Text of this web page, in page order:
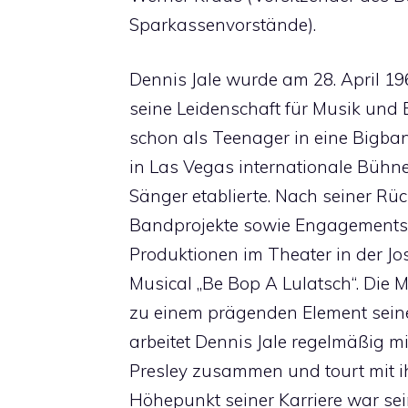
Sparkassenvorstände).
Dennis Jale wurde am 28. April
seine Leidenschaft für Musik
schon als Teenager in eine
in Las Vegas internationale
Sänger etablierte. Nach seiner
Bandprojekte sowie
Produktionen im Theater in der
Musical „Be Bop A Lulatsch“. Die
zu einem prägenden Element
arbeitet Dennis Jale regelmäßig
Presley zusammen und tourt mit
Höhepunkt seiner Karriere war